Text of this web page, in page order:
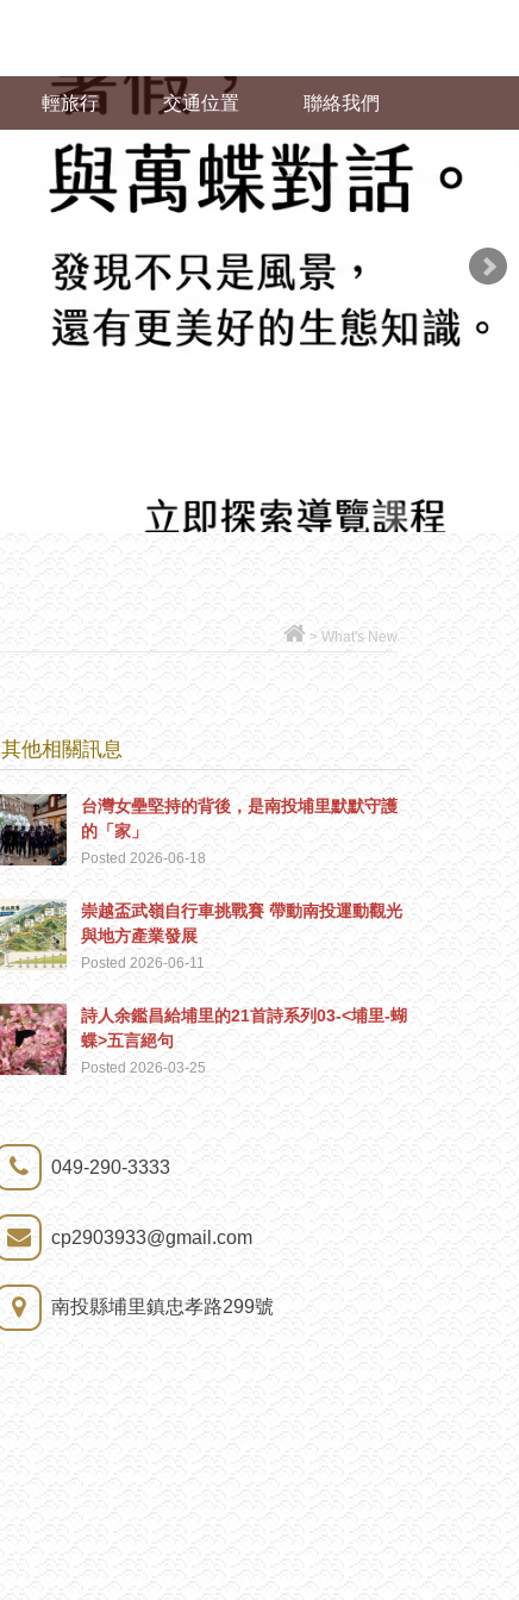
輕旅行 交通位置 聯絡我們
> What's New
其他相關訊息
台灣女壘堅持的背後，是南投埔里默默守護
的「家」
Posted 2026-06-18
崇越盃武嶺自行車挑戰賽 帶動南投運動觀光
與地方產業發展
Posted 2026-06-11
詩人余鑑昌給埔里的21首詩系列03-<埔里-蝴
蝶>五言絕句
Posted 2026-03-25
049-290-3333
cp2903933@gmail.com
南投縣埔里鎮忠孝路299號